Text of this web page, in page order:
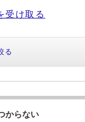
受け取る
る
からない